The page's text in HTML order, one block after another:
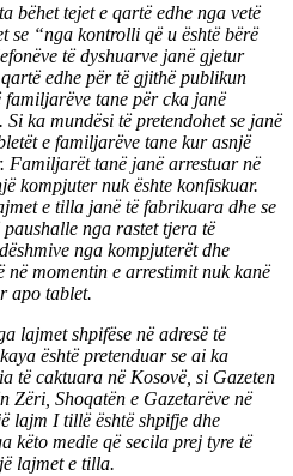
bëhet tejet e qartë edhe nga vetë
se “nga kontrolli që u është bërë
të dyshuarve janë gjetur
edhe për të gjithë publikun
tane për cka janë
ka mundësi të pretendohet se janë
e familjarëve tane kur asnjë
Familjarët tanë janë arrestuar në
kompjuter nuk ështe konfiskuar.
e tilla janë të fabrikuara dhe se
nga rastet tjera të
nga kompjuterët dhe
në momentin e arrestimit nuk kanë
apo tablet.
lajmet shpifëse në adresë të
është pretenduar se ai ka
të caktuara në Kosovë, si Gazeten
Zëri, Shoqatën e Gazetarëve në
lajm I tillë është shpifje dhe
këto medie që secila prej tyre të
lajmet e tilla.